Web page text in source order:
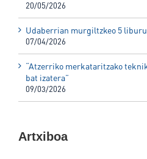
20/05/2026
Udaberrian murgiltzkeo 5 liburu
07/04/2026
“Atzerriko merkataritzako
bat izatera”
09/03/2026
Artxiboa